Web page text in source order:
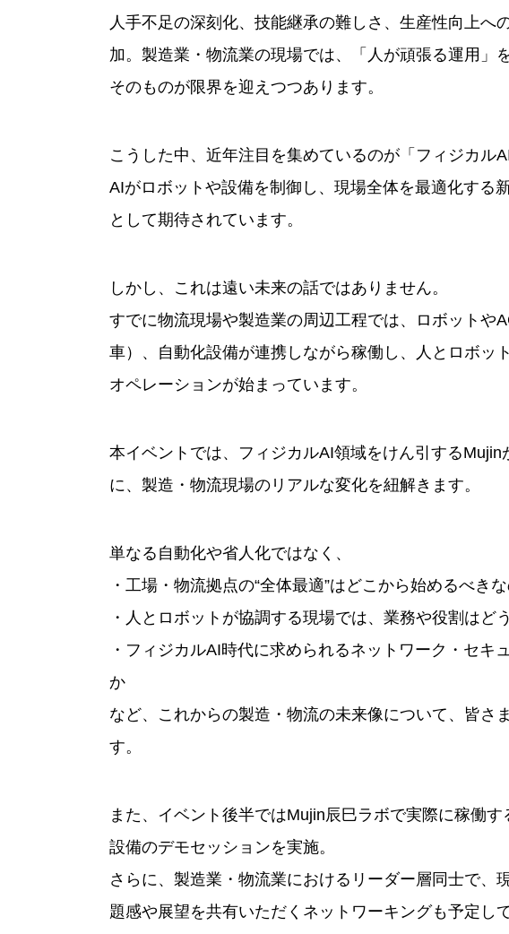
人手不足の深刻化、技能継承の難しさ、生産性向上へ
加。製造業・物流業の現場では、「人が頑張る運用」
そのものが限界を迎えつつあります。
こうした中、近年注目を集めているのが「フィジカルAI
AIがロボットや設備を制御し、現場全体を最適化する
として期待されています。
しかし、これは遠い未来の話ではありません。
すでに物流現場や製造業の周辺工程では、ロボットや
車）、自動化設備が連携しながら稼働し、人とロボッ
オペレーションが始まっています。
本イベントでは、フィジカルAI領域をけん引するMujin
に、製造・物流現場のリアルな変化を紐解きます。
単なる自動化や省人化ではなく、
・工場・物流拠点の“全体最適”はどこから始めるべき
・人とロボットが協調する現場では、業務や役割はど
・フィジカルAI時代に求められるネットワーク・セキ
か
など、これからの製造・物流の未来像について、皆さ
す。
また、イベント後半ではMujin辰巳ラボで実際に稼働
設備のデモセッションを実施。
さらに、製造業・物流業におけるリーダー層同士で、
題感や展望を共有いただくネットワーキングも予定し